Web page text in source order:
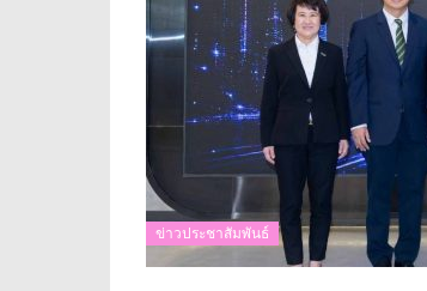
ข่าวประชาสัมพันธ์